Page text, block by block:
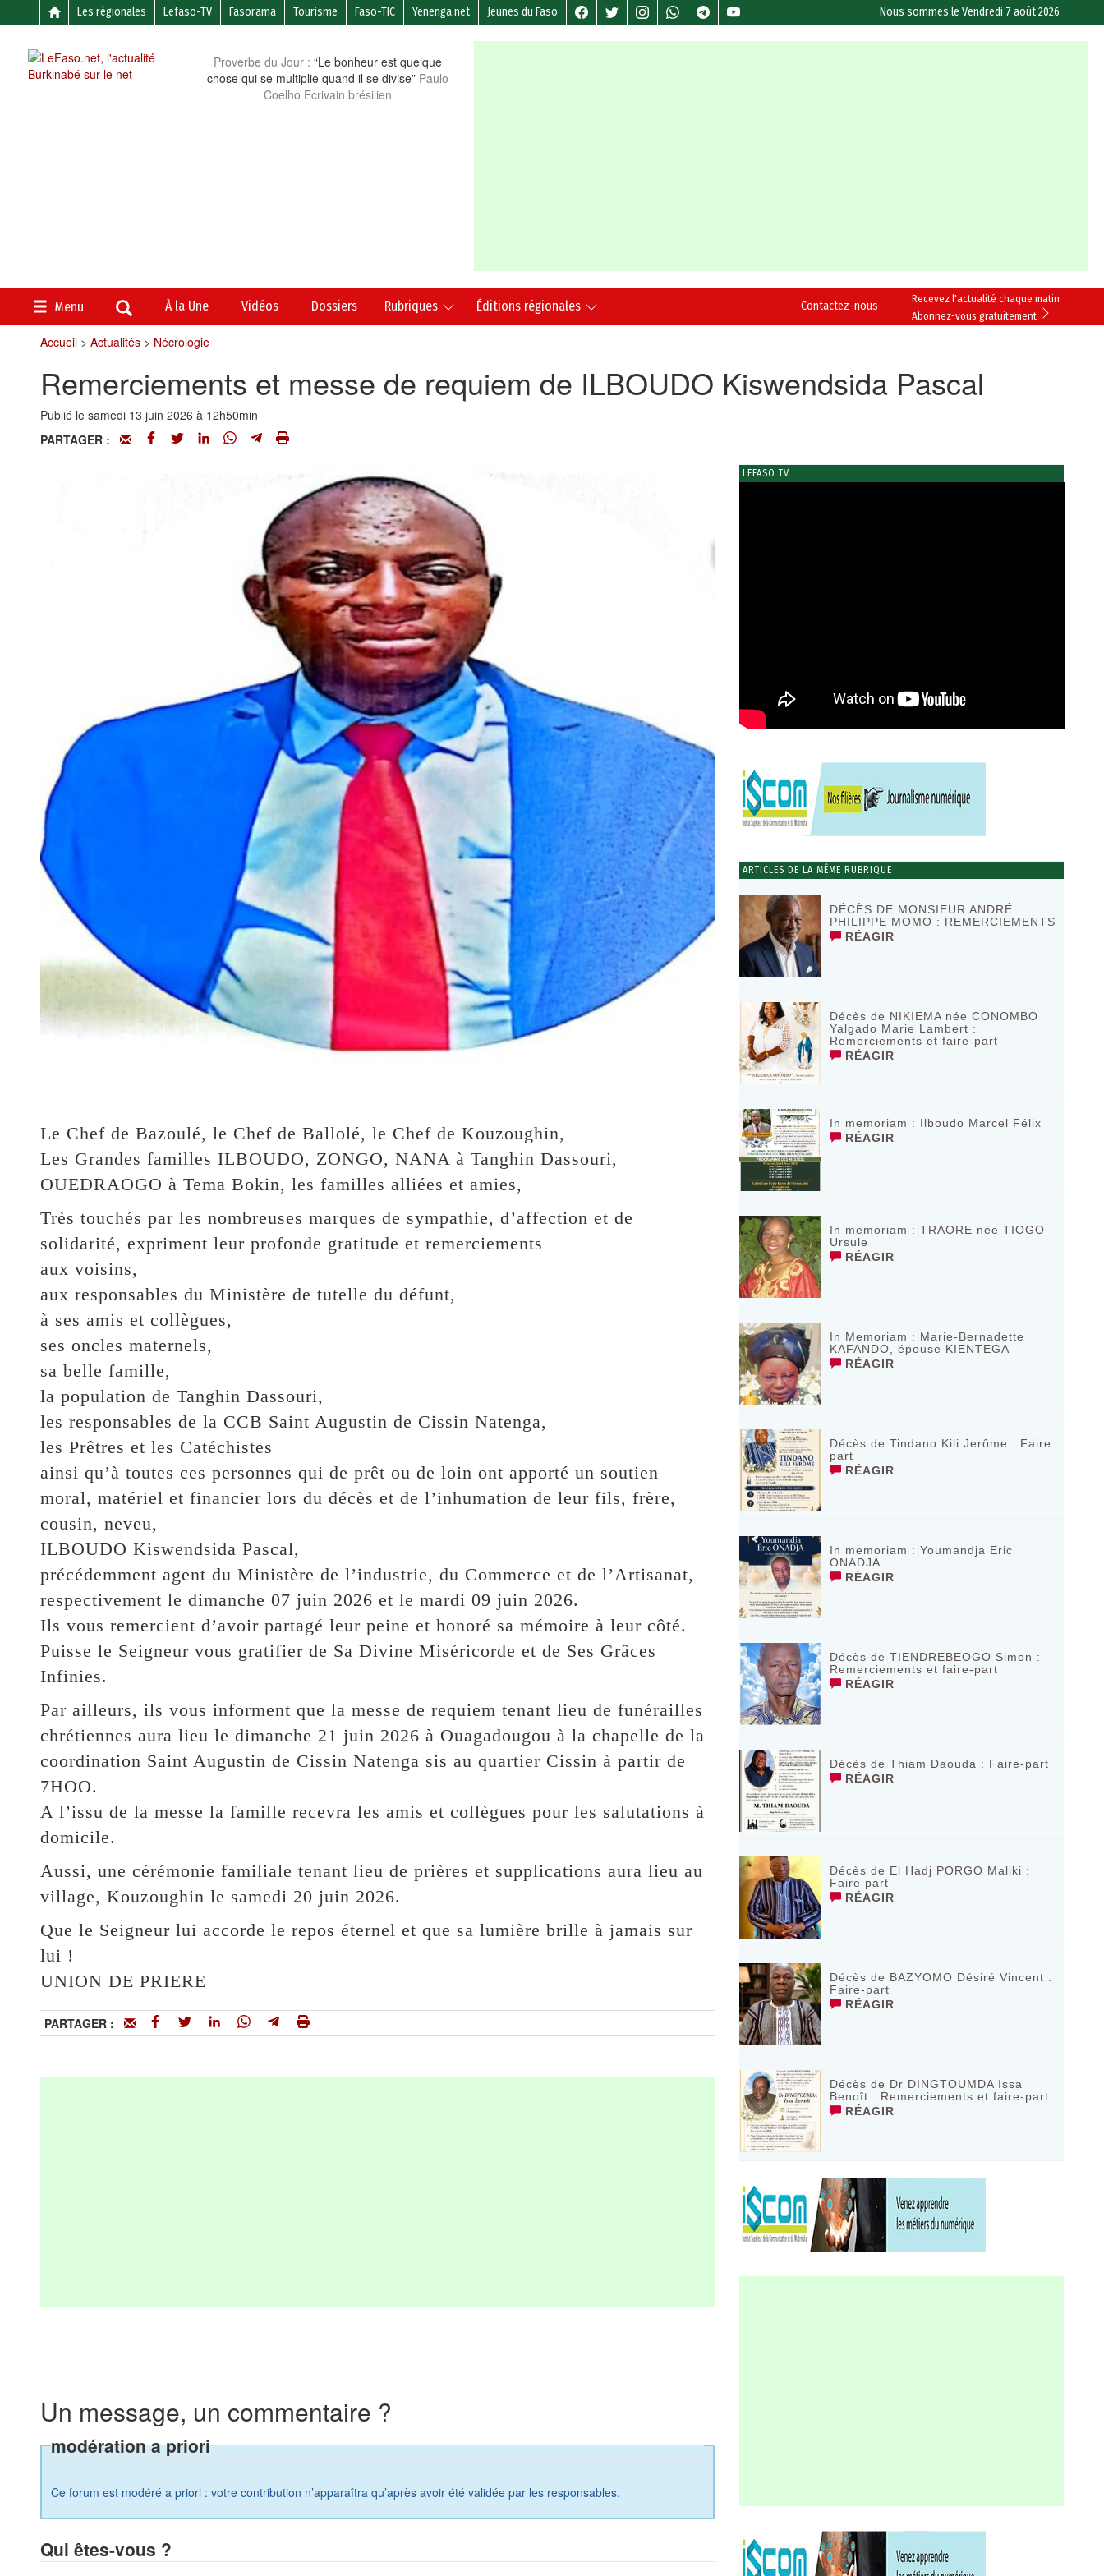
Les régionales Lefaso-TV Fasorama Tourisme Faso-TIC Yenenga.net Jeunes du Faso Nous sommes leVendredi 7 août 2026
Proverbe du Jour : “Le bonheur est quelque
chose qui se multiplie quand il se divise” Paulo
Coelho Ecrivain brésilien
Menu À la Une Vidéos Dossiers Rubriques Éditions régionales
Recevez l'actualité chaque matin
Abonnez-vous gratuitement
Contactez-nous
Accueil> Actualités> Nécrologie
Remerciements et messe de requiem de ILBOUDO Kiswendsida Pascal
Publié le samedi 13 juin 2026 à 12h50min
PARTAGER :
Le Chef de Bazoulé, le Chef de Ballolé, le Chef de Kouzoughin,
Les Grandes familles ILBOUDO, ZONGO, NANA à Tanghin Dassouri,
OUEDRAOGO à Tema Bokin, les familles alliées et amies,
Très touchés par les nombreuses marques de sympathie, d’affection et de
solidarité, expriment leur profonde gratitude et remerciements
aux voisins,
aux responsables du Ministère de tutelle du défunt,
à ses amis et collègues,
ses oncles maternels,
sa belle­ famille,
la population de Tanghin Dassouri,
les responsables de la CCB Saint Augustin de Cissin Natenga,
les Prêtres et les Catéchistes
ainsi qu’à toutes ces personnes qui de prêt ou de loin ont apporté un soutien
moral, matériel et financier lors du décès et de l’inhumation de leur fils, frère,
cousin, neveu,
ILBOUDO Kiswendsida Pascal,
précédemment agent du Ministère de l’industrie, du Commerce et de l’Artisanat,
respectivement le dimanche 07 juin 2026 et le mardi 09 juin 2026.
Ils vous remercient d’avoir partagé leur peine et honoré sa mémoire à leur côté.
Puisse le Seigneur vous gratifier de Sa Divine Miséricorde et de Ses Grâces
Infinies.
Par ailleurs, ils vous informent que la messe de requiem tenant lieu de funérailles
chrétiennes aura lieu le dimanche 21 juin 2026 à Ouagadougou à la chapelle de la
coordination Saint Augustin de Cissin Natenga sis au quartier Cissin à partir de
7HOO.
A l’issu de la messe la famille recevra les amis et collègues pour les salutations à
domicile.
Aussi, une cérémonie familiale tenant lieu de prières et supplications aura lieu au
village, Kouzoughin le samedi 20 juin 2026.
Que le Seigneur lui accorde le repos éternel et que sa lumière brille à jamais sur
lui !
UNION DE PRIERE
PARTAGER :
Un message, un commentaire ?
modération a priori
Ce forum est modéré a priori : votre contribution n’apparaîtra qu’après avoir été validée par les responsables.
Qui êtes-vous ?
LEFASO TV
ARTICLES DE LA MÊME RUBRIQUE
DÉCÈS DE MONSIEUR ANDRÉ
PHILIPPE MOMO : REMERCIEMENTS
RÉAGIR
Décès de NIKIEMA née CONOMBO
Yalgado Marie Lambert :
Remerciements et faire-part
RÉAGIR
In memoriam : Ilboudo Marcel Félix
RÉAGIR
In memoriam : TRAORE née TIOGO
Ursule
RÉAGIR
In Memoriam : Marie-Bernadette
KAFANDO, épouse KIENTEGA
RÉAGIR
Décès de Tindano Kili Jerôme : Faire
part
RÉAGIR
In memoriam : Youmandja Eric
ONADJA
RÉAGIR
Décès de TIENDREBEOGO Simon :
Remerciements et faire-part
RÉAGIR
Décès de Thiam Daouda : Faire-part
RÉAGIR
Décès de El Hadj PORGO Maliki :
Faire part
RÉAGIR
Décès de BAZYOMO Désiré Vincent :
Faire-part
RÉAGIR
Décès de Dr DINGTOUMDA Issa
Benoît : Remerciements et faire-part
RÉAGIR